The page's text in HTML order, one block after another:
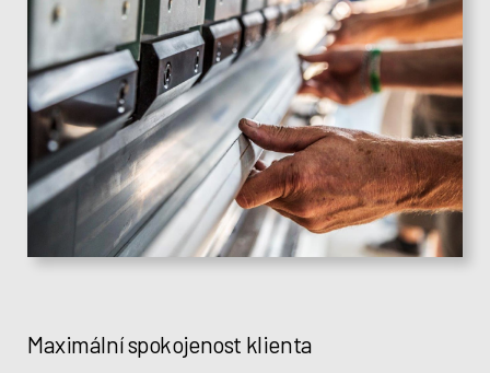
Maximální spokojenost klienta
Jiří Kachlík
CEO
E-mail:
kachlik@imaginox.cz
+420 774 620 838
Michal Chotaš
E-mail:
chotas@imaginox.cz
Tel.:+420 607 055 723